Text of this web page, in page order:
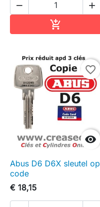
 


favorite_border
Abus D6 D6X sleutel op
code
€ 18,15